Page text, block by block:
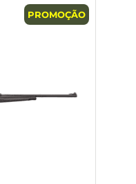
PROMOÇÃO